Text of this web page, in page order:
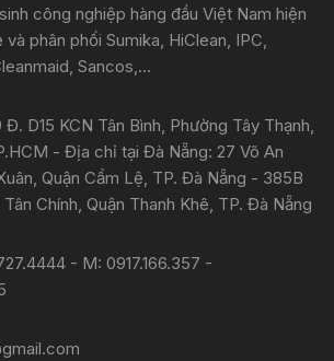
công nghiệp hàng đầu Việt Nam hiện
phân phối Sumika, HiClean, IPC,
Sancos,...
Đ. D15 KCN Tân Bình, Phường Tây Thạnh,
- Địa chỉ tại Đà Nẵng: 27 Võ An
Quận Cẩm Lệ, TP. Đà Nẵng - 385B
Chính, Quận Thanh Khê, TP. Đà Nẵng
- M: 0917.166.357 -